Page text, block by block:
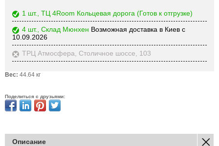
1 шт., ТЦ 4Room Кольцевая дорога (Готов к отгрузке)
4 шт., Склад Мюнхен Возможная доставка в Киев с
10.09.2026
ТРЦ Атмосфера, Столичное шоссе, 103
Вес: 44.64 кг
Поделиться с друзьями:
Описание